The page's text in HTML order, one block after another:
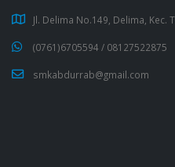
Jl. Delima No.149, Delima, Kec.
(0761)6705594 / 08127522875
smkabdurrab@gmail.com